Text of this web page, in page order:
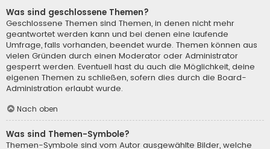
Was sind geschlossene Themen?
Geschlossene Themen sind Themen, in denen nicht mehr
geantwortet werden kann und bei denen eine laufende
Umfrage, falls vorhanden, beendet wurde. Themen können aus
vielen Gründen durch einen Moderator oder Administrator
gesperrt werden. Eventuell hast du auch die Möglichkeit, deine
eigenen Themen zu schließen, sofern dies durch die Board-
Administration erlaubt wurde.
Nach oben
Was sind Themen-Symbole?
Themen-Symbole sind vom Autor ausgewählte Bilder, welche